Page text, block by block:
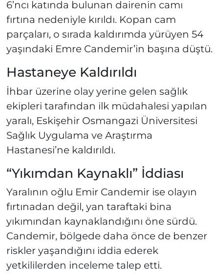
6’ncı katında bulunan dairenin camı
fırtına nedeniyle kırıldı. Kopan cam
parçaları, o sırada kaldırımda yürüyen 54
yaşındaki Emre Candemir’in başına düştü.
Hastaneye Kaldırıldı
İhbar üzerine olay yerine gelen sağlık
ekipleri tarafından ilk müdahalesi yapılan
yaralı, Eskişehir Osmangazi Üniversitesi
Sağlık Uygulama ve Araştırma
Hastanesi’ne kaldırıldı.
“Yıkımdan Kaynaklı” İddiası
Yaralının oğlu Emir Candemir ise olayın
fırtınadan değil, yan taraftaki bina
yıkımından kaynaklandığını öne sürdü.
Candemir, bölgede daha önce de benzer
riskler yaşandığını iddia ederek
yetkililerden inceleme talep etti.